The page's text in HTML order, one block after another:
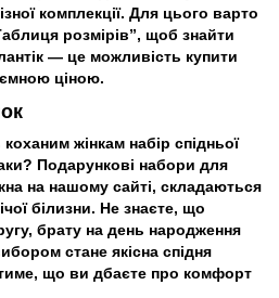
комплекції. Для цього варто
розмірів”, щоб знайти
— це можливість купити
ціною.
жінкам набір спідньої
Подарункові набори для
на нашому сайті, складаються
білизни. Не знаєте, що
брату на день народження
стане якісна спідня
що ви дбаєте про комфорт